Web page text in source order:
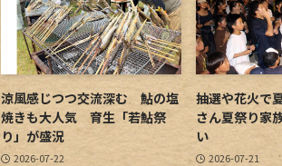
涼風感じつつ交流深む 鮎の塩
焼きも大人気 育生「若鮎祭
り」が盛況
2026-07-22
抽選や花火で
さん夏祭り家
い
2026-07-21